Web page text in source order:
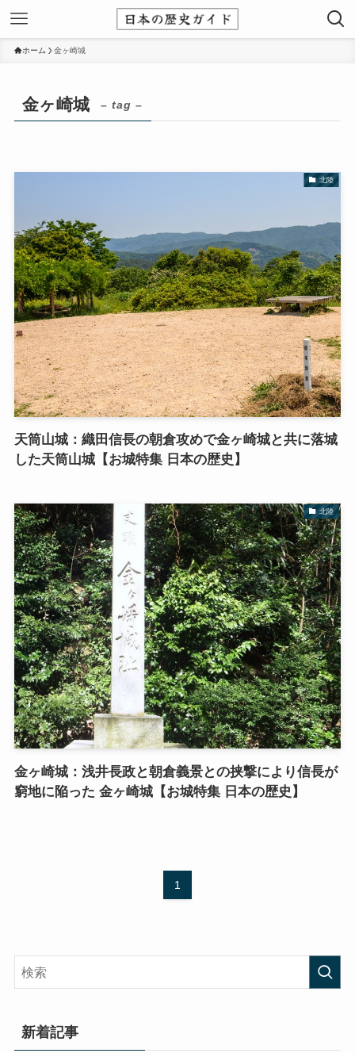
ホーム 金ヶ崎城
金ヶ崎城 – tag –
北陸
天筒山城：織田信長の朝倉攻めで金ヶ崎城と共に落城
した天筒山城【お城特集 日本の歴史】
北陸
金ヶ崎城：浅井長政と朝倉義景との挟撃により信長が
窮地に陥った 金ヶ崎城【お城特集 日本の歴史】
1
新着記事